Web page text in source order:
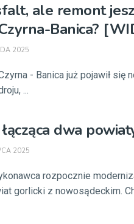
ale remont
Banica?
2025
- Banica już pojawił się
...
dwa
2025
rozpocznie
gorlicki z nowosądeckim.